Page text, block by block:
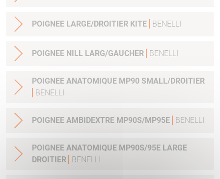
POIGNEE LARGE/DROITIER KITE BENELLI
POIGNEE NILL LARG/GAUCHER BENELLI
POIGNEE ANATOMIQUE MP90 SMALL/DROITIER
BENELLI
POIGNEE AMBIDEXTRE MP90S/MP95E BENELLI
POIGNEE ANATOMIQUE MP90S/95E LARGE
DROITIER
BENELLI